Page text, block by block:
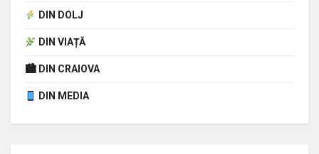
DIN DOLJ
DIN VIAȚĂ
🏙 DIN CRAIOVA
DIN MEDIA